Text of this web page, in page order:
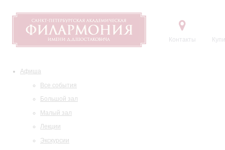
Контакты
Афиша
Все события
Большой зал
Малый зал
Лекции
Экскурсии